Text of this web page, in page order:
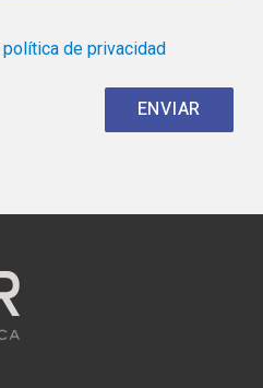
política de privacidad